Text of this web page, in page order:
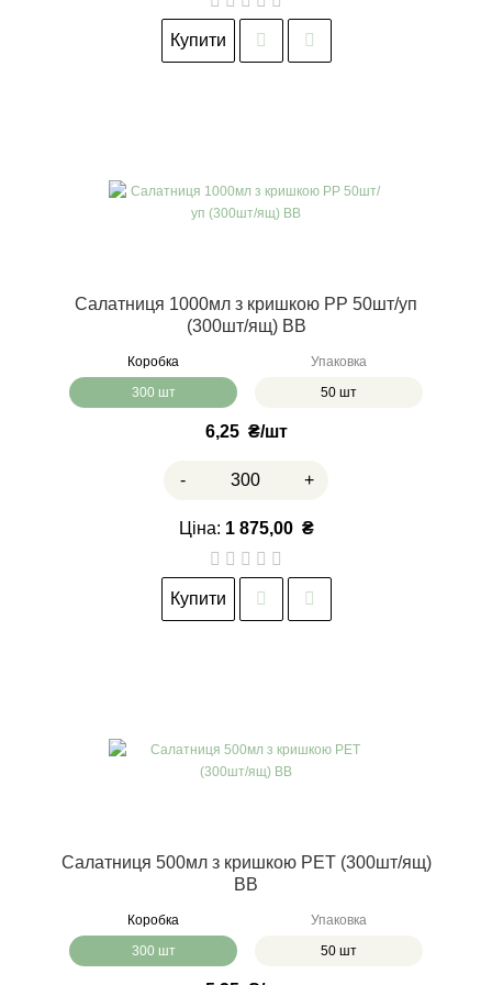
Купити
Салатниця 1000мл з кришкою РР 50шт/уп
(300шт/ящ) ВВ
Коробка
300 шт
Упаковка
50 шт
6,25 ₴
- +
Ціна: 1 875,00 ₴
Купити
Салатниця 500мл з кришкою РЕТ (300шт/ящ)
ВВ
Коробка
300 шт
Упаковка
50 шт